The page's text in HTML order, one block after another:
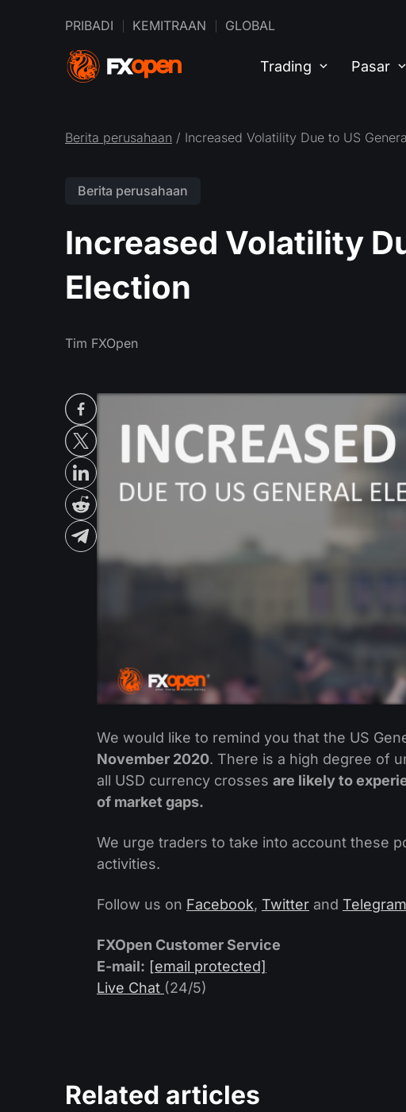
PRIBADI KEMITRAAN GLOBAL
Trading Pasar
Berita perusahaan / Increased Volatility Due to US
Berita perusahaan
Increased Volatility
Election
Tim FXOpen
We would like to remind you that the US
November 2020. There is a high degree of
all USD currency crosses are likely to
of market gaps.
We urge traders to take into account these
activities.
Follow us on Facebook, Twitter and Telegram
FXOpen Customer Service
E-mail: [email protected]
Live Chat (24/5)
Related articles